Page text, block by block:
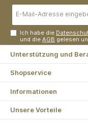
Ich habe die
und dieAGB gelesen
Unterstützung und
Shopservice
Informationen
Unsere Vorteile